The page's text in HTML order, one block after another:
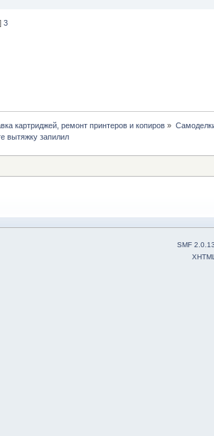
]3
картриджей, ремонт принтеров и копиров »
вытяжку запилил
SMF